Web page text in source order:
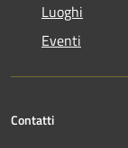
Luoghi
Eventi
Contatti